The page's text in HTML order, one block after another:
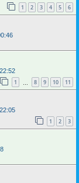
1 2 3 4 5 6
1 8 9 10 11
1 2 3